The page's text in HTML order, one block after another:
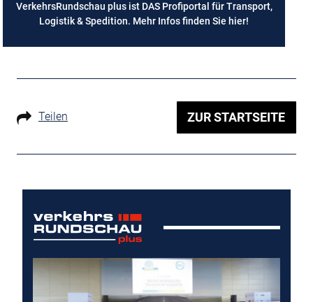
VerkehrsRundschau plus ist DAS Profiportal für Transport,
Logistik & Spedition. Mehr Infos finden Sie hier!
Teilen ZUR STARTSEITE